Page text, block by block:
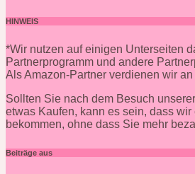
HINWEIS
*Wir nutzen auf einigen Unterseiten
Partnerprogramm und andere
Als Amazon-Partner verdienen wir
Sollten Sie nach dem Besuch
etwas Kaufen, kann es sein, dass
bekommen, ohne dass Sie mehr
Beiträge aus